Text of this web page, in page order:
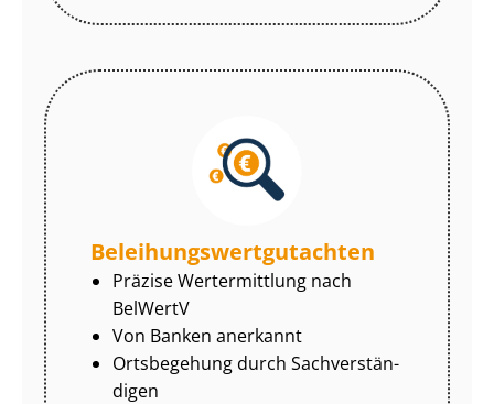
Be­lei­hungs­wert­gut­ach­ten
Präzise Wertermittlung nach
BelWertV
Von Banken anerkannt
Ortsbegehung durch Sach­ver­stän­
di­gen